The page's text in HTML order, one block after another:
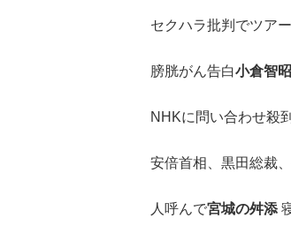
セクハラ批判でツア
膀胱がん告白小倉智昭
NHKに問い合わせ殺
安倍首相、黒田総裁
人呼んで宮城の舛添